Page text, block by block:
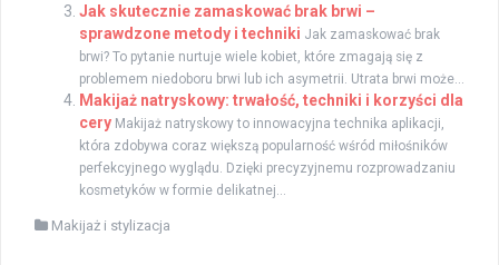
Jak skutecznie zamaskować brak brwi –
sprawdzone metody i techniki Jak zamaskować brak
brwi? To pytanie nurtuje wiele kobiet, które zmagają się z
problemem niedoboru brwi lub ich asymetrii. Utrata brwi może...
Makijaż natryskowy: trwałość, techniki i korzyści dla
cery Makijaż natryskowy to innowacyjna technika aplikacji,
która zdobywa coraz większą popularność wśród miłośników
perfekcyjnego wyglądu. Dzięki precyzyjnemu rozprowadzaniu
kosmetyków w formie delikatnej...
Makijaż i stylizacja